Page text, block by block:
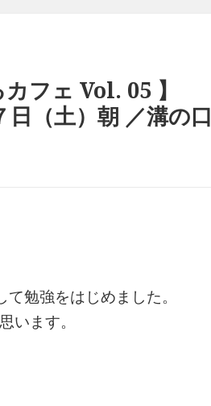
フェ Vol. 05 】
（土）朝 ／溝の口
勉強をはじめました。
います。